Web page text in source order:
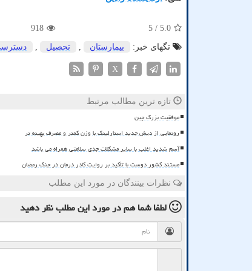
5.0
/ 5
918
تگهای خبر:
بیمارستان تحصیل
X
تازه ترین مطالب مرتبط
موفقیت بزرگ چین
رونمایی از دیش جدید استارلینک با وزن کمتر و مصرف بهینه تر
آسم شدید اغلب با سایر مشکلات جدی سلامتی همراه می باشد
مستند کشور دوست با تأکید بر روایت کادر درمان در جنگ رمضان
نظرات بینندگان در مورد این مطلب
لطفا شما همدر مورد این مطلبنظر دهید